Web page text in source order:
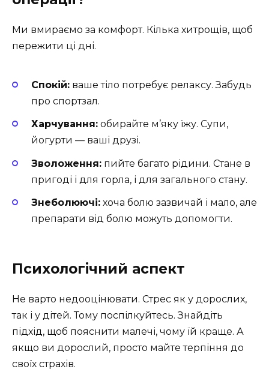
Ми вмираємо за комфорт. Кілька хитрощів, щоб
пережити ці дні.
Спокій: ваше тіло потребує релаксу. Забудь
про спортзал.
Харчування: обирайте м’яку їжу. Супи,
йогурти — ваші друзі.
Зволоження: пийте багато рідини. Стане в
пригоді і для горла, і для загального стану.
Знеболюючі: хоча болю зазвичай і мало, але
препарати від болю можуть допомогти.
Психологічний аспект
Не варто недооцінювати. Стрес як у дорослих,
так і у дітей. Тому поспілкуйтесь. Знайдіть
підхід, щоб пояснити малечі, чому їй краще. А
якщо ви дорослий, просто майте терпіння до
своїх страхів.